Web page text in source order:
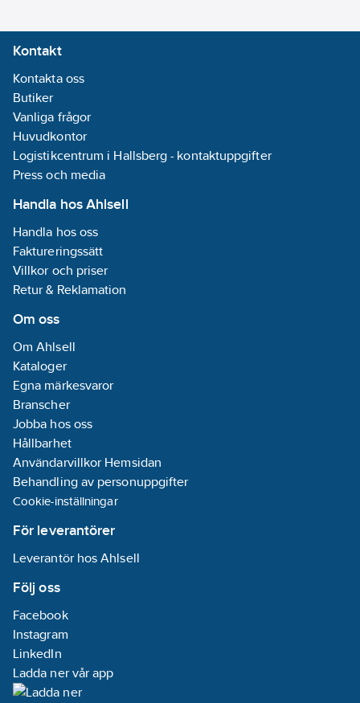
7332413606337
Materialklass
Kontakt
Kontakta oss
Butiker
Vanliga frågor
Huvudkontor
Logistikcentrum i Hallsberg - kontaktuppgifter
Press och media
Handla hos Ahlsell
Handla hos oss
Faktureringssätt
Villkor och priser
Retur & Reklamation
Om oss
Om Ahlsell
Kataloger
Egna märkesvaror
Branscher
Jobba hos oss
Hållbarhet
Användarvillkor Hemsidan
Behandling av personuppgifter
Cookie-inställningar
För leverantörer
Leverantör hos Ahlsell
Följ oss
Facebook
Instagram
LinkedIn
Ladda ner vår app